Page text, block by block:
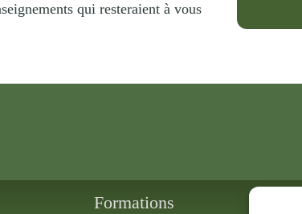
qui resteraient à vous
Formations